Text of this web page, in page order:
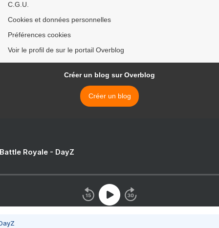
C.G.U.
Cookies et données personnelles
Préférences cookies
Voir le profil de sur le portail Overblog
Créer un blog sur Overblog
Créer un blog
Royale - DayZ